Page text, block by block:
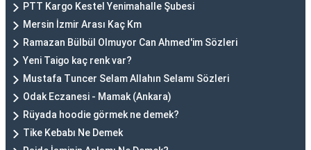
PTT Kargo Kestel Yenimahalle Şubesi
Mersin İzmir Arası Kaç Km
Ramazan Bülbül Olmuyor Can Ahmed'im Sözleri
Yeni Taigo kaç renk var?
Mustafa Tuncer Selam Allahın Selamı Sözleri
Odak Eczanesi - Mamak (Ankara)
Rüyada hoodie görmek ne demek?
Tike Kebabı Ne Demek